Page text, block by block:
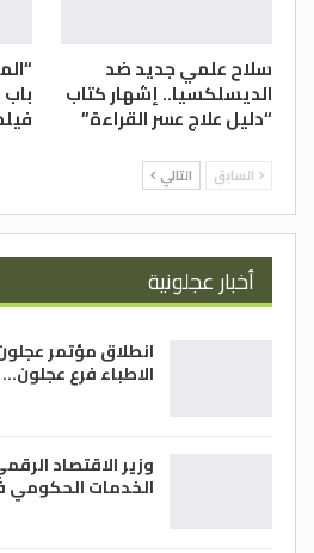
سلاح علمي جديد ضد
الديسلكسيا.. إشهار كتاب
“دليل علاج عسر القراءة”
باب
السابق التالي
أخبار عجلونية
انطلاق مؤتمر
الاطباء فرع عجلون…
وزير الاقتصاد
الخدمات